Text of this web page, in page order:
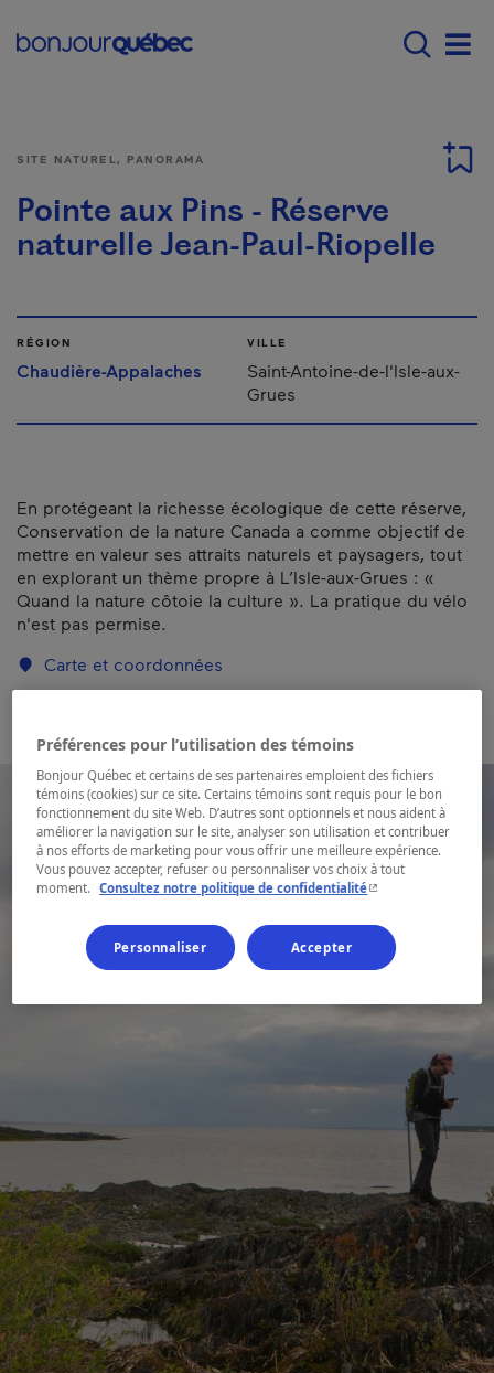
Main navigation -
SITE NATUREL, PANORAMA
Pointe aux Pins - Réserve
naturelle Jean-Paul-Riopelle
RÉGION
Chaudière-Appalaches
VILLE
Saint-Antoine-de-l'Isle-aux-
Grues
En protégeant la richesse écologique de cette réserve,
Conservation de la nature Canada a comme objectif de
mettre en valeur ses attraits naturels et paysagers, tout
en explorant un thème propre à L’Isle-aux-Grues : «
Quand la nature côtoie la culture ». La pratique du vélo
n'est pas permise.
Carte et coordonnées
Préférences pour l’utilisation des témoins
Bonjour Québec et certains de ses partenaires emploient des fichiers
témoins (cookies) sur ce site. Certains témoins sont requis pour le bon
fonctionnement du site Web. D’autres sont optionnels et nous aident à
améliorer la navigation sur le site, analyser son utilisation et contribuer
à nos efforts de marketing pour vous offrir une meilleure expérience.
Vous pouvez accepter, refuser ou personnaliser vos choix à tout
moment. Consultez notre politique de confidentialité- Cet hyperlien
Personnaliser Accepter